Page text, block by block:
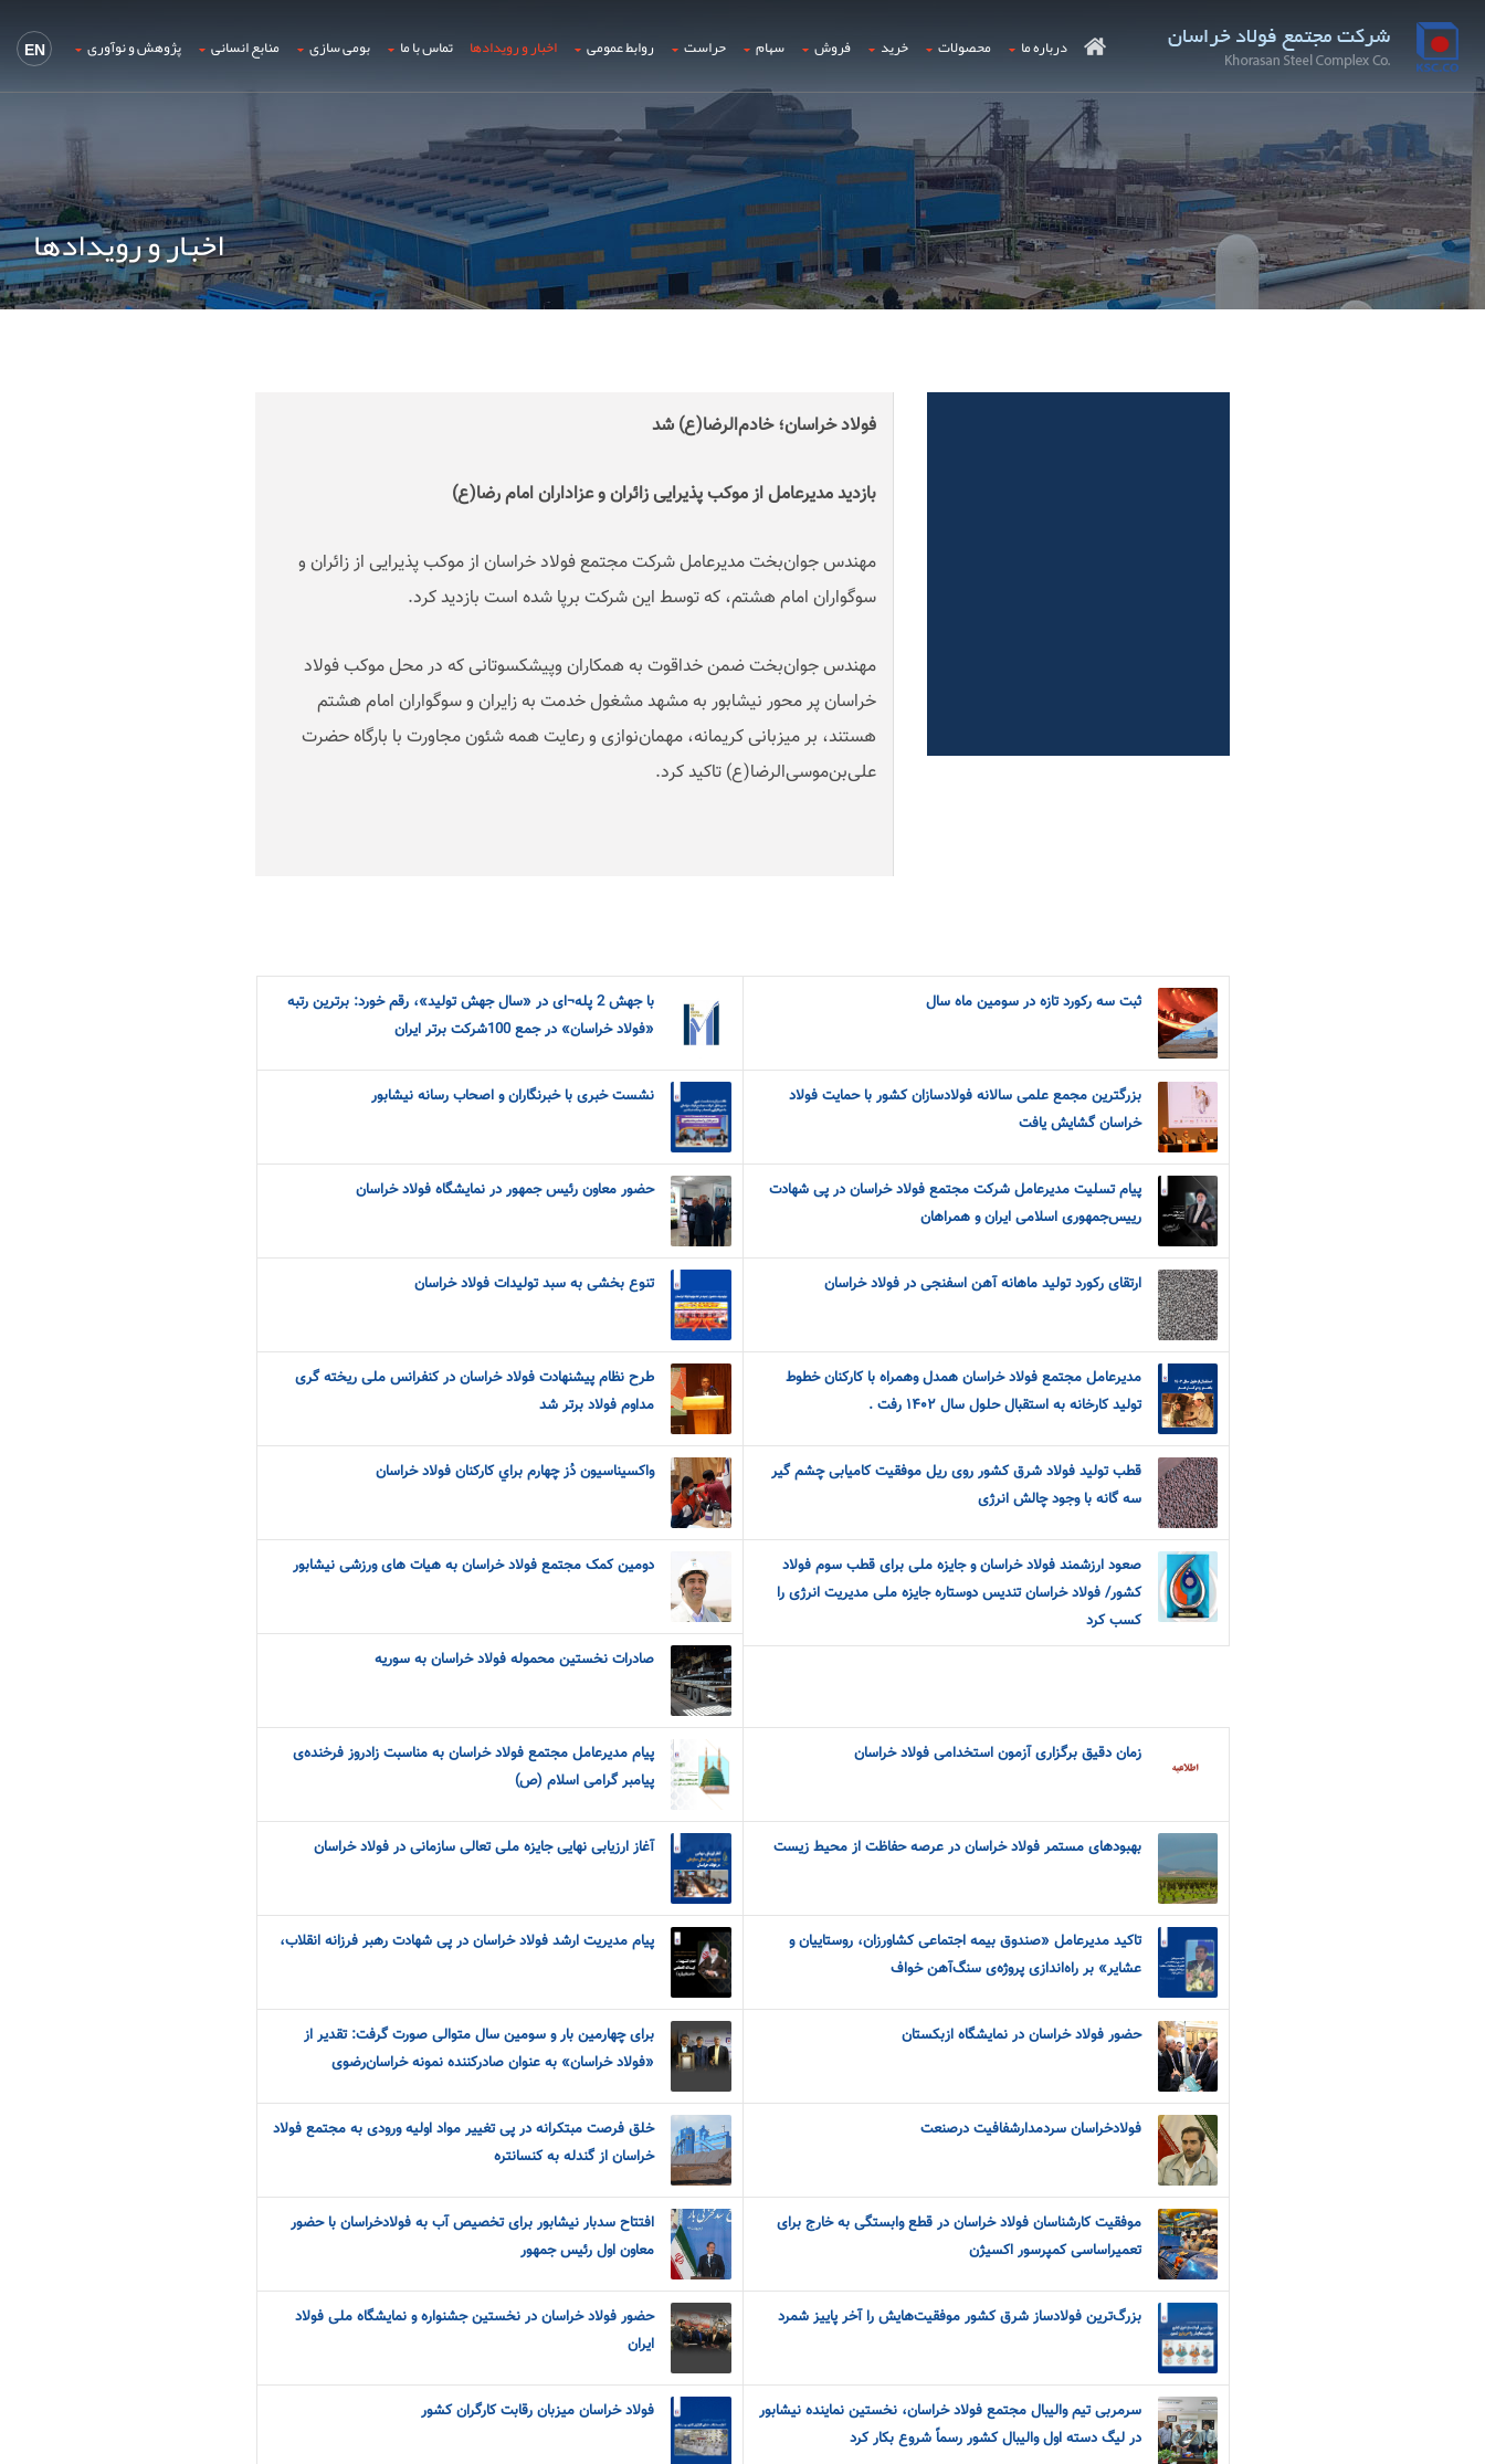
EN درباره ما محصولات خرید فروش سهام حراست روابط عمومی اخبار و رویدادها تماس با ما بومی سازی منابع انسانی پژوهش و نوآوری
اخبار و رویدادها
فولاد خراسان؛ خادم‌الرضا(ع) شد
بازدید مدیرعامل از موکب پذیرایی زائران و عزاداران امام رضا(ع)
مهندس جوان‌بخت مدیرعامل شرکت مجتمع فولاد خراسان از موکب پذیرایی از زائران و
سوگواران امام هشتم، که توسط این شرکت برپا شده است بازدید کرد.
مهندس جوان‌بخت ضمن خداقوت به همکاران و‌پیشکسوتانی که در محل موکب فولاد
خراسان پر محور نیشابور به مشهد مشغول خدمت به زایران و سوگواران امام هشتم
هستند، بر میزبانی کریمانه، مهمان‌نوازی و رعایت همه شئون مجاورت با بارگاه حضرت
علی‌بن‌موسی‌الرضا(ع) تاکید کرد.
ثبت سه رکورد تازه در سومین ماه سال
با جهش 2 پله¬ای در «سال جهش تولید»، رقم خورد: برترین رتبه
«فولاد خراسان» در جمع 100شرکت برتر ایران
بزرگترین مجمع علمی سالانه فولادسازان کشور با حمایت فولاد
خراسان گشایش یافت
نشست خبری با خبرنگاران و اصحاب رسانه نیشابور
پیام تسلیت مدیرعامل شرکت مجتمع فولاد خراسان در پی شهادت
رییس‌جمهوری اسلامی ایران و همراهان
حضور معاون رئیس جمهور در نمایشگاه فولاد خراسان
ارتقای رکورد تولید ماهانه آهن اسفنجی در فولاد خراسان تنوع بخشی به سبد تولیدات فولاد خراسان
مدیرعامل مجتمع فولاد خراسان همدل وهمراه با کارکنان خطوط
تولید کارخانه به استقبال حلول سال ۱۴۰۲ رفت .
طرح نظام پیشنهادت فولاد خراسان در کنفرانس ملی ریخته گری
مداوم فولاد برتر شد
قطب تولید فولاد شرق کشور روی ریل موفقیت کامیابی چشم گیر
سه گانه با وجود چالش انرژی
واکسيناسيون دُز چهارم براي کارکنان فولاد خراسان
صعود ارزشمند فولاد خراسان و جایزه ملی برای قطب سوم فولاد
کشور/ فولاد خراسان تندیس دوستاره جایزه ملی مدیریت انرژی را
کسب کرد
دومین کمک مجتمع فولاد خراسان به هیات های ورزشی نیشابور
صادرات نخستین محموله فولاد خراسان به سوریه
زمان دقیق برگزاری آزمون استخدامی فولاد خراسان
پیام مدیرعامل مجتمع فولاد خراسان به مناسبت زادروز فرخنده‌ی
پیامبر گرامی اسلام (ص)
بهبودهای مستمر فولاد خراسان در عرصه حفاظت از محیط زیست آغاز ارزیابی نهایی جایزه ملی تعالی سازمانی در فولاد خراسان
تاکید مدیرعامل «صندوق بیمه‌ اجتماعی کشاورزان، روستاییان و
عشایر» بر راه‌اندازی پروژه‌ی سنگ‌آهن خواف
پیام مدیریت ارشد فولاد خراسان در پی شهادت رهبر فرزانه انقلاب،
حضور فولاد خراسان در نمایشگاه ازبکستان
برای چهارمین بار و سومین سال متوالی صورت گرفت: تقدیر از
«فولاد خراسان» به عنوان صادرکننده نمونه خراسان‌رضوی
فولادخراسان سردمدارشفافیت درصنعت
خلق فرصت مبتکرانه در پی تغییر مواد اولیه ورودی به مجتمع فولاد
خراسان از گندله به کنسانتره
موفقیت کارشناسان فولاد خراسان در قطع وابستگی به خارج برای
تعمیراساسی کمپرسور اکسیژن
افتتاح سدبار نیشابور برای تخصیص آب به فولادخراسان با حضور
معاون اول رئیس جمهور
بزرگ‌ترین فولادساز شرق کشور موفقیت‌هایش را آخر پاییز شمرد
حضور فولاد خراسان در نخستین جشنواره و نمایشگاه ملی فولاد
ایران
سرمربی تیم والیبال مجتمع فولاد خراسان، نخستین نماینده نیشابور
در لیگ دسته اول والیبال کشور رسماً شروع بکار کرد
فولاد خراسان میزبان رقابت کارگران کشور